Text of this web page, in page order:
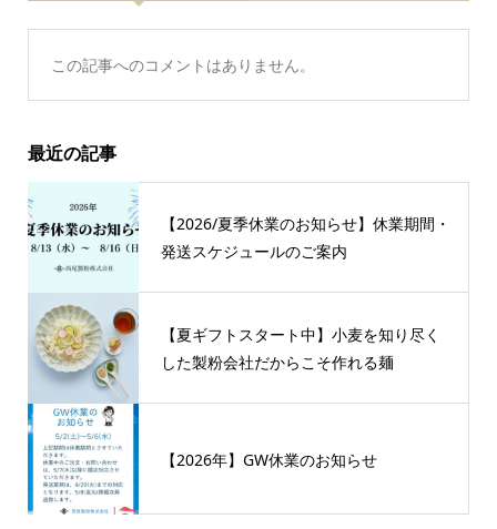
この記事へのコメントはありません。
最近の記事
【2026/夏季休業のお知らせ】休業期間・
発送スケジュールのご案内
【夏ギフトスタート中】小麦を知り尽く
した製粉会社だからこそ作れる麺
【2026年】GW休業のお知らせ